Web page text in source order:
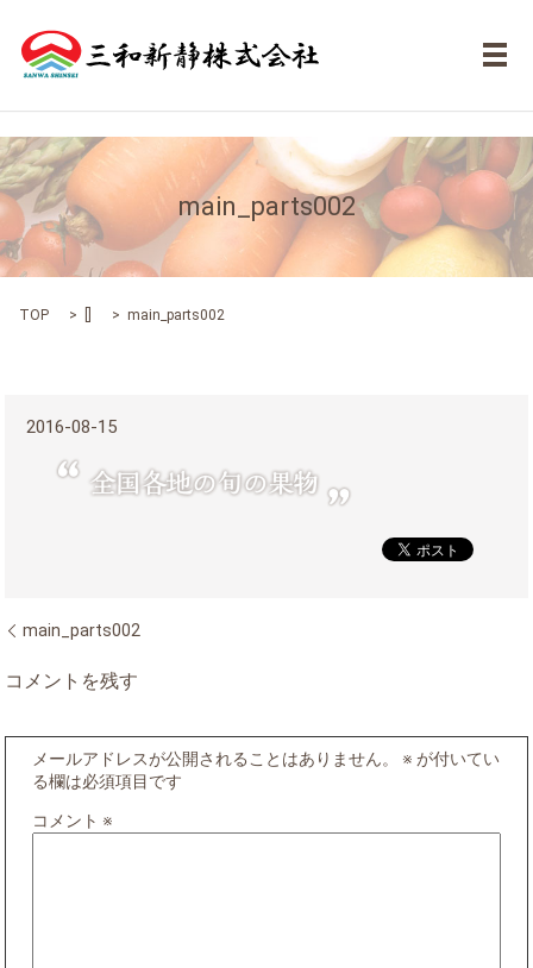
メ
main_parts002
TOP main_parts002
2016-08-15
main_parts002
コメントを残す
メールアドレスが公開されることはありません。 ※ が付いてい
る欄は必須項目です
コメント ※